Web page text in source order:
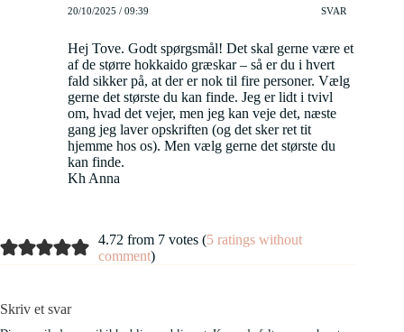
20/10/2025 / 09:39 SVAR
Hej Tove. Godt spørgsmål! Det skal gerne være et
af de større hokkaido græskar – så er du i hvert
fald sikker på, at der er nok til fire personer. Vælg
gerne det største du kan finde. Jeg er lidt i tvivl
om, hvad det vejer, men jeg kan veje det, næste
gang jeg laver opskriften (og det sker ret tit
hjemme hos os). Men vælg gerne det største du
kan finde.
Kh Anna
4.72 from 7 votes (5 ratings without
comment)
Skriv et svar